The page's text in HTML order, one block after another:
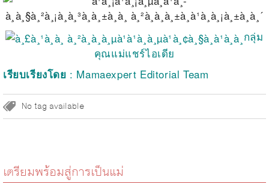
กลุ่ม
คุณแม่แชร์ไอเดีย
เรียบเรียงโดย : Mamaexpert Editorial Team
No tag available
เตรียมพร้อมสู่การเป็นแม่